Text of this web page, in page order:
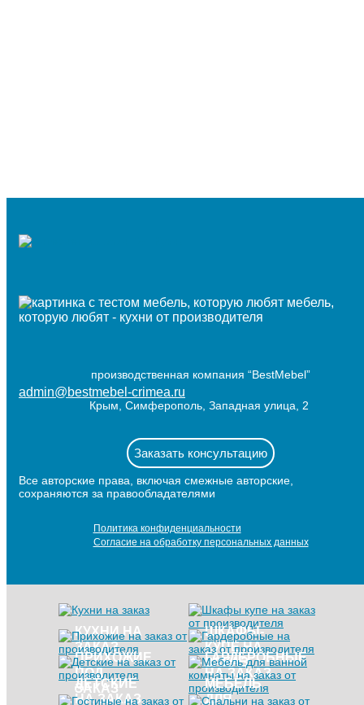
мебель,
которую любят - кухни от производителя
производственная компания “BestMebel”
admin@bestmebel-crimea.ru
Крым, Симферополь, Западная улица, 2
Заказать консультацию
Все авторские права, включая смежные авторские,
сохраняются за правообладателями
Политика конфиденциальности
Согласие на обработку персональных данных
КУХНИ НА
ЗАКАЗ
ШКАФЫ-
КУПЕ НА
ЗАКАЗ
ПРИХОЖИЕ
ПОД
ЗАКАЗ
ГАРДЕРОБНЫЕ
НА ЗАКАЗ
ДЕТСКИЕ
НА ЗАКАЗ
МЕБЕЛЬ
ДЛЯ